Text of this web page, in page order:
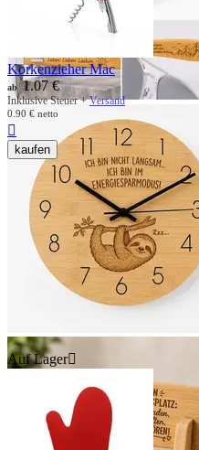
Korkenzieher Mac
ab 1.07 €
Inklusive Steuer +Versand
0.90 € netto

kaufen
Auf Lager